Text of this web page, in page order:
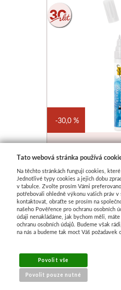
Solo
30,0 %
78
Tato webová stránka používá
Na těchto stránkách fungují cookies,
Jednotlivé typy cookies a jejich dobu
v tabulce. Zvolte prosím Vámi
potřebovali ohledně výkonu vašich práv
kontaktovat, obraťte se prosím na
našeho Pověřence pro ochranu osobních
údaji nenakládáme, jak bychom měli,
ochranu osobních údajů. Budeme však
na nás a budeme tak moct Váš požadavek
Povolit vše
Povolit pouze nutné